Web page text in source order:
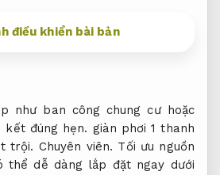
điều khiển bài bản
như ban công chung cư hoặc
kết đúng hẹn. giàn phơi 1 thanh
trội. Chuyên viên. Tối ưu nguồn
thể dễ dàng lắp đặt ngay dưới